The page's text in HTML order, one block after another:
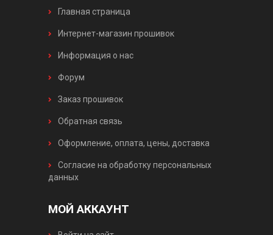
Главная страница
Интернет-магазин прошивок
Информация о нас
Форум
Заказ прошивок
Обратная связь
Оформление, оплата, цены, доставка
Согласие на обработку персональных
данных
МОЙ АККАУНТ